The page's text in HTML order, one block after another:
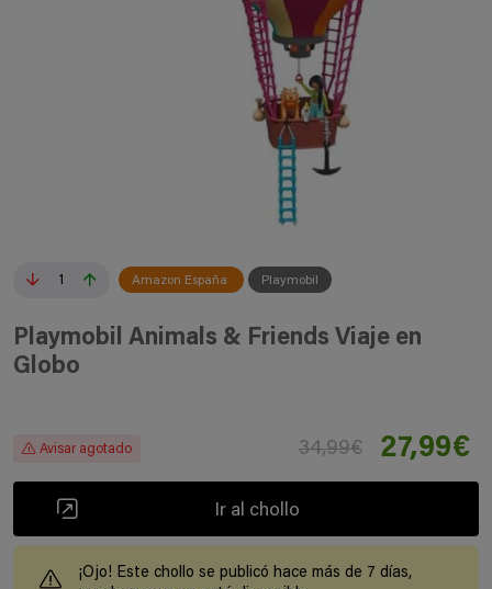
1 Amazon España Playmobil
Playmobil Animals & Friends Viaje en
Globo
Avisar agotado 34,99€ 27,99€
Ir al chollo
¡Ojo! Este chollo se publicó hace más de 7 días,